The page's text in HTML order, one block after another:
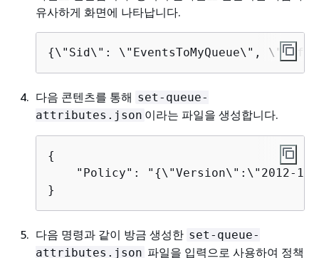
유사하게 화면에 나타납니다.
{\"Sid\": \"EventsToMyQueue\",
다음 콘텐츠를 통해 set-queue-
attributes.json 이라는 파일을 생성합니다.
{
    "Policy": "
{\"Version\":\"2012-
}
다음 명령과 같이 방금 생성한 set-queue-
attributes.json 파일을 입력으로 사용하여 정책